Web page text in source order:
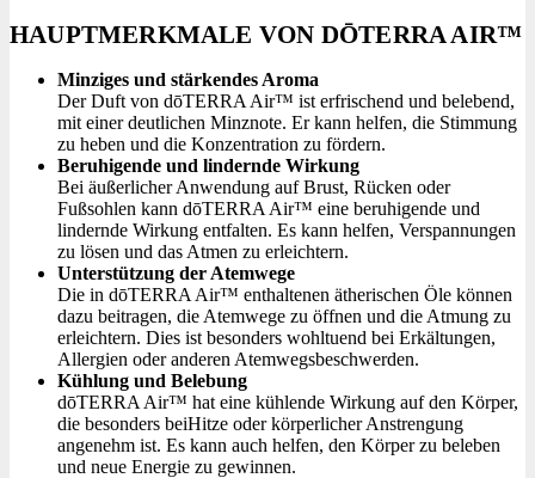
HAUPTMERKMALE VON DŌTERRA AIR™
Minziges und stärkendes Aroma
Der Duft von dōTERRA Air™ ist erfrischend und belebend,
mit einer deutlichen Minznote. Er kann helfen, die Stimmung
zu heben und die Konzentration zu fördern.
Beruhigende und lindernde Wirkung
Bei äußerlicher Anwendung auf Brust, Rücken oder
Fußsohlen kann dōTERRA Air™ eine beruhigende und
lindernde Wirkung entfalten. Es kann helfen, Verspannungen
zu lösen und das Atmen zu erleichtern.
Unterstützung der Atemwege
Die in dōTERRA Air™ enthaltenen ätherischen Öle können
dazu beitragen, die Atemwege zu öffnen und die Atmung zu
erleichtern. Dies ist besonders wohltuend bei Erkältungen,
Allergien oder anderen Atemwegsbeschwerden.
Kühlung und Belebung
dōTERRA Air™ hat eine kühlende Wirkung auf den Körper,
die besonders beiHitze oder körperlicher Anstrengung
angenehm ist. Es kann auch helfen, den Körper zu beleben
und neue Energie zu gewinnen.